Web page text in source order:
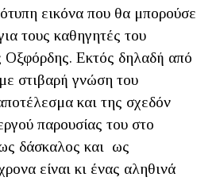
εικόνα που θα μπορούσε
τους καθηγητές του
Οξφόρδης. Εκτός δηλαδή από
στιβαρή γνώση του
και της σχεδόν
παρουσίας του στο
δάσκαλος και ως
είναι κι ένας αληθινά